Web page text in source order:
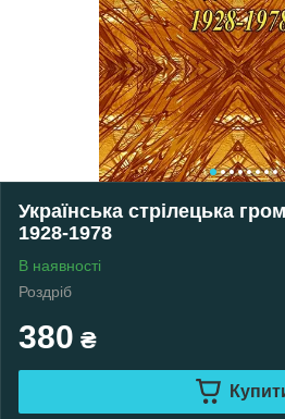
Українська стрілецька
1928-1978
В наявності
Роздріб
380 ₴